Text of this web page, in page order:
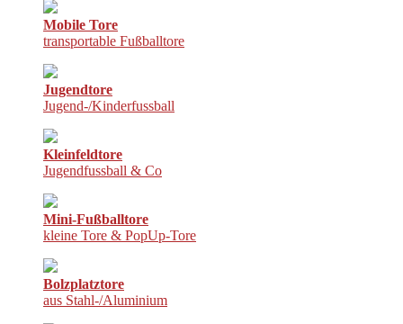
Mobile Tore
transportable Fußballtore
Jugendtore
Jugend-/Kinderfussball
Kleinfeldtore
Jugendfussball & Co
Mini-Fußballtore
kleine Tore & PopUp-Tore
Bolzplatztore
aus Stahl-/Aluminium